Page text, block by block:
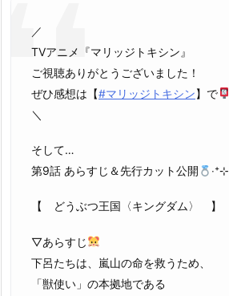
／
TVアニメ『マリッジトキシン』
ご視聴ありがとうございました！
ぜひ感想は【#マリッジトキシン】で
＼
そして…
第9話 あらすじ＆先行カット公開
‧⁺⊹
【 どうぶつ王国〈キングダム〉 】
▽あらすじ
下呂たちは、嵐山の命を救うため、
「獣使い」の本拠地である